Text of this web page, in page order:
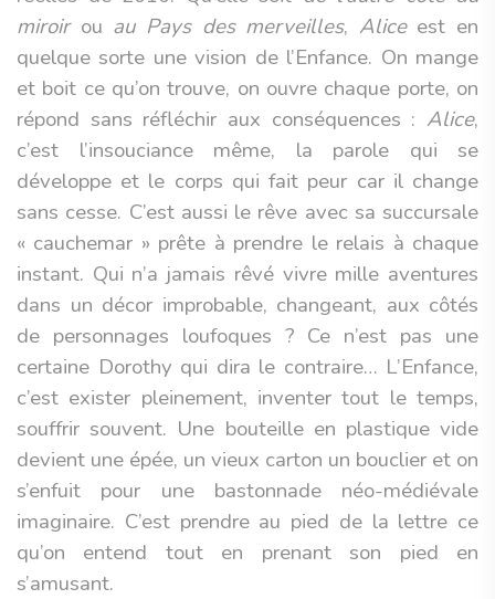
miroirou au Pays des merveilles, Aliceest en
quelque sorte une vision de l’Enfance. On mange
et boit ce qu’on trouve, on ouvre chaque porte, on
répond sans réfléchir aux conséquences : Alice,
c’est l’insouciance même, la parole qui se
développe et le corps qui fait peur car il change
sans cesse. C’est aussi le rêve avec sa succursale
« cauchemar » prête à prendre le relais à chaque
instant. Qui n’a jamais rêvé vivre mille aventures
dans un décor improbable, changeant, aux côtés
de personnages loufoques ? Ce n’est pas une
certaine Dorothy qui dira le contraire… L’Enfance,
c’est exister pleinement, inventer tout le temps,
souffrir souvent. Une bouteille en plastique vide
devient une épée, un vieux carton un bouclier et on
s’enfuit pour une bastonnade néo-médiévale
imaginaire. C’est prendre au pied de la lettre ce
qu’on entend tout en prenant son pied en
s’amusant.